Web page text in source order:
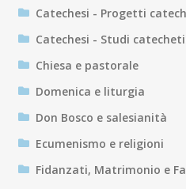
Catechesi - Progetti
Catechesi - Studi
Chiesa e pastorale
Domenica e liturgia
Don Bosco e salesianità
Ecumenismo e religioni
Fidanzati, Matrimonio e